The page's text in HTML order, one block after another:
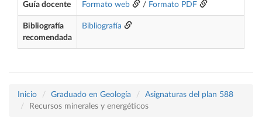
Guía docente Formato web / Formato PDF
Bibliografía
recomendada
Bibliografía
Inicio Graduado en Geología
Asignaturas del plan 588
Recursos minerales y energéticos